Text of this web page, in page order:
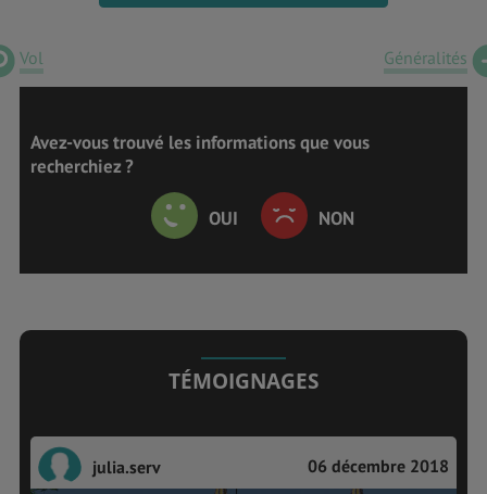
Vol Généralités
Avez-vous trouvé les informations que vous
recherchiez ?
OUI NON
TÉMOIGNAGES
julia.serv 06 décembre 2018